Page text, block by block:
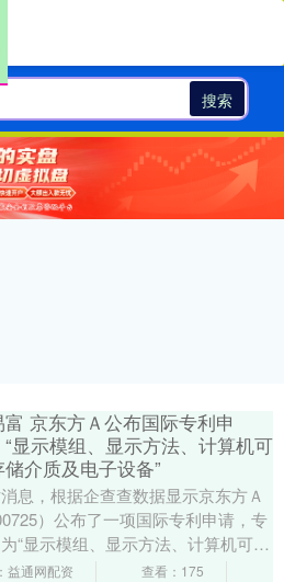
搜索
京东方Ａ公布国际专利申
显示模组、显示方法、计算机可
介质及电子设备”
息，根据企查查数据显示京东方Ａ
）公布了一项国际专利申请，专
“显示模组、显示方法、计算机可读
质及电子设备”，专利申请号为
益通网配资 查看：175